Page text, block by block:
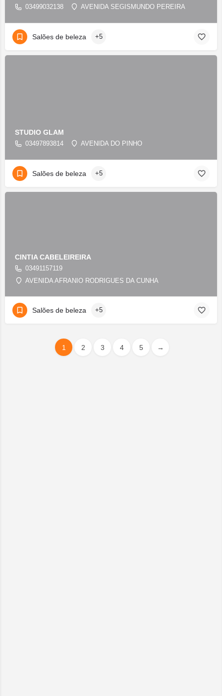
03499032138 AVENIDA SEGISMUNDO PEREIRA
Salões de beleza +5
STUDIO GLAM
03497893814 AVENIDA DO PINHO
Salões de beleza +5
CINTIA CABELEIREIRA
03491157119
AVENIDA AFRANIO RODRIGUES DA CUNHA
Salões de beleza +5
1 2 3 4 5 →